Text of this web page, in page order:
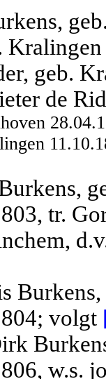
geb.
de
tr.
; volgt
w.s.